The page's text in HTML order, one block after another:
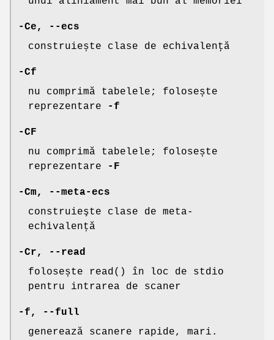
-Ce,
--ecs
construiește clase de echivalenţă
-Cf
nu comprimă tabelele; folosește
reprezentare
-f
-CF
nu comprimă tabelele; folosește
reprezentare
-F
-Cm,
--meta-ecs
construieşte clase de meta-
echivalență
-Cr,
--read
folosește read() în loc de stdio
pentru intrarea de scaner
-f,
--full
generează scanere rapide, mari.